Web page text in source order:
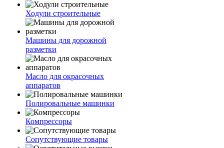
Ходули строительные
Машины для дорожной
разметки
Масло для окрасочных
аппаратов
Полировальные машинки
Компрессоры
Сопутствующие товары